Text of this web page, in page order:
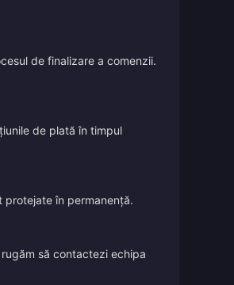
de finalizare a comenzii.
de plată în timpul
protejate în permanență.
să contactezi echipa